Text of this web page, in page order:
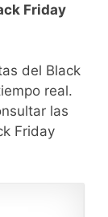
Friday
del Black
real.
las
Friday